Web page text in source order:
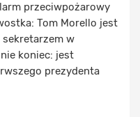
przeciwpożarowy
Tom Morello jest
sekretarzem w
koniec: jest
prezydenta